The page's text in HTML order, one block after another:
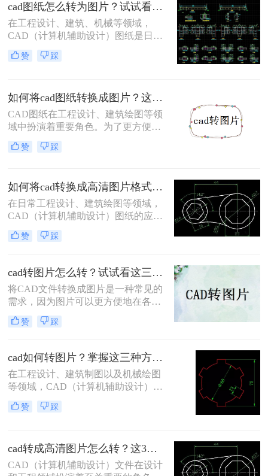
文将介绍三种将CAD文件转换为图片
的方法。
cad图纸怎么转为图片？试试看这3个转换方法！
在工程设计、建筑、机械等领域，
CAD（计算机辅助设计）图纸是日常
工作中不可或缺的重要文件。然而，
为了更方便地分享、存档和展示这些
片呢？本文将详细介绍三种将CAD图
纸转换为图片的实用方法。
赞 踩
如何将cad图纸转换成图片？这4个转换方法了解一下！
CAD图纸在工程设计、建筑绘图等领
域中扮演着重要角色。为了更方便地
分享、展示或存档，将CAD图纸转换
成图片格式成为了一个常见需求。那
法。
赞 踩
如何将cad转换成高清图片格式？分享二个高效转换方法！
在日常工程设计、建筑绘图等领域，
CAD（计算机辅助设计）图纸的应用
非常广泛。然而，在某些情况下，我
们可能需要将CAD文件转换为高清图
文档、报告中。那么如何将cad转换成
高清图片格式呢？本文将介绍两种将
CAD转换成高清图片格式的方法。
赞 踩
cad转图片怎么转？试试看这三个方法！
将CAD文件转换成图片是一种常见的
需求，因为图片可以更方便地在各种
场合使用，如展示、汇报等。那么cad
转图片怎么转呢？本文将介绍将CAD
更好地了解如何实现这一目的。
赞 踩
cad如何转图片？掌握这三种方法就可以！
在工程设计、建筑制图以及机械绘图
等领域，CAD（计算机辅助设计）软
件被广泛应用。然而，有时我们需要
将CAD图纸转换为图片格式，以便于
片不仅可以确保图纸的清晰度和准确
性，还能方便地进行编辑和传输。那
赞 踩
cad转成高清图片怎么转？这3个方法值得一试！
CAD（计算机辅助设计）文件在设计